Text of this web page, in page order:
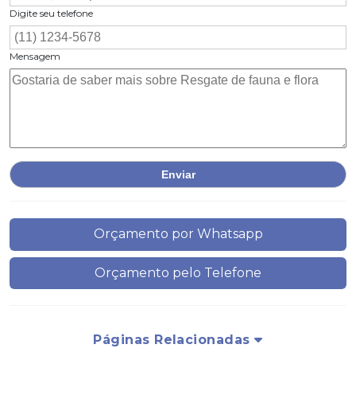
Digite seu telefone
Mensagem
Orçamento por Whatsapp
Orçamento pelo Telefone
Páginas Relacionadas